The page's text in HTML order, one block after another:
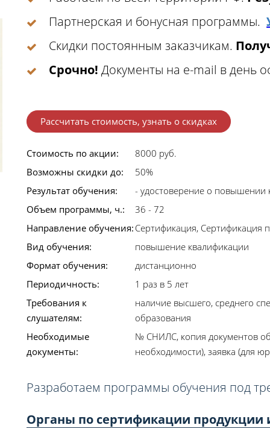
Партнерская и бонусная программы.
Скидки постоянным заказчикам.
Срочно! Документы на e-mail в день
Рассчитать стоимость, узнать о скидках
Стоимость по акции:
8000 руб.
Возможны скидки до:
50%
Результат обучения:
- удостоверение о повышении
Объем программы, ч.:
36 - 72
Направление обучения: Сертификация, Сертификация
Вид обучения:
повышение квалификации
Формат обучения:
дистанционно
Периодичность:
1 раз в 5 лет
Требования к
слушателям:
наличие высшего, среднего
образования
Необходимые
документы:
№ СНИЛС, копия документов
необходимости), заявка (для
Разработаем программы обучения под
Органы по сертификации продукции